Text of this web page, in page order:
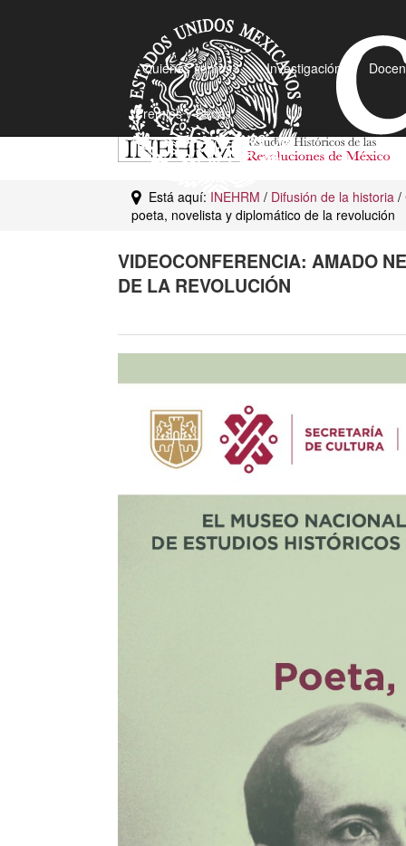
¿Quiénes somos? Investigación
Premios y Becas
Está aquí: INEHRM / Difusión de la historia /
poeta, novelista y diplomático de la revolución
VIDEOCONFERENCIA: AMADO
DE LA REVOLUCIÓN